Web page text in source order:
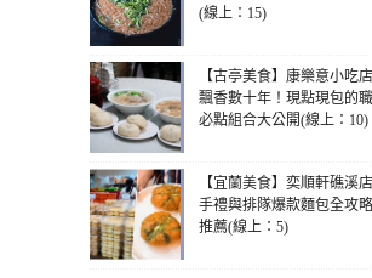
(線上：15)
【古亭美食】康樂意小吃
飄香數十年！現點現包的
必點組合大公開(線上：10)
【宜蘭美食】奕順軒礁溪
手禮與排隊爆款麵包全攻
推薦(線上：5)